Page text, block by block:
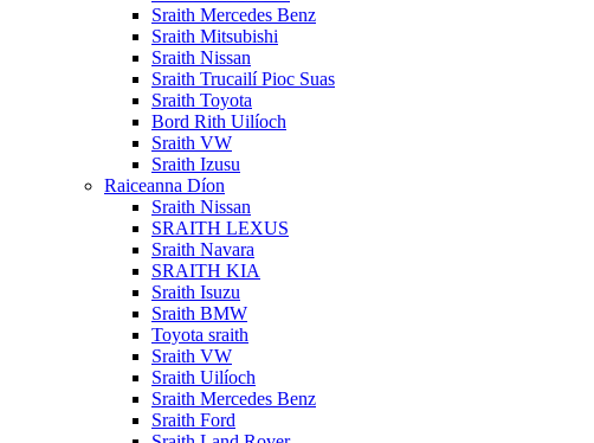
Sraith Mercedes Benz
Sraith Mitsubishi
Sraith Nissan
Sraith Trucailí Pioc Suas
Sraith Toyota
Bord Rith Uilíoch
Sraith VW
Sraith Izusu
Raiceanna Díon
Sraith Nissan
SRAITH LEXUS
Sraith Navara
SRAITH KIA
Sraith Isuzu
Sraith BMW
Toyota sraith
Sraith VW
Sraith Uilíoch
Sraith Mercedes Benz
Sraith Ford